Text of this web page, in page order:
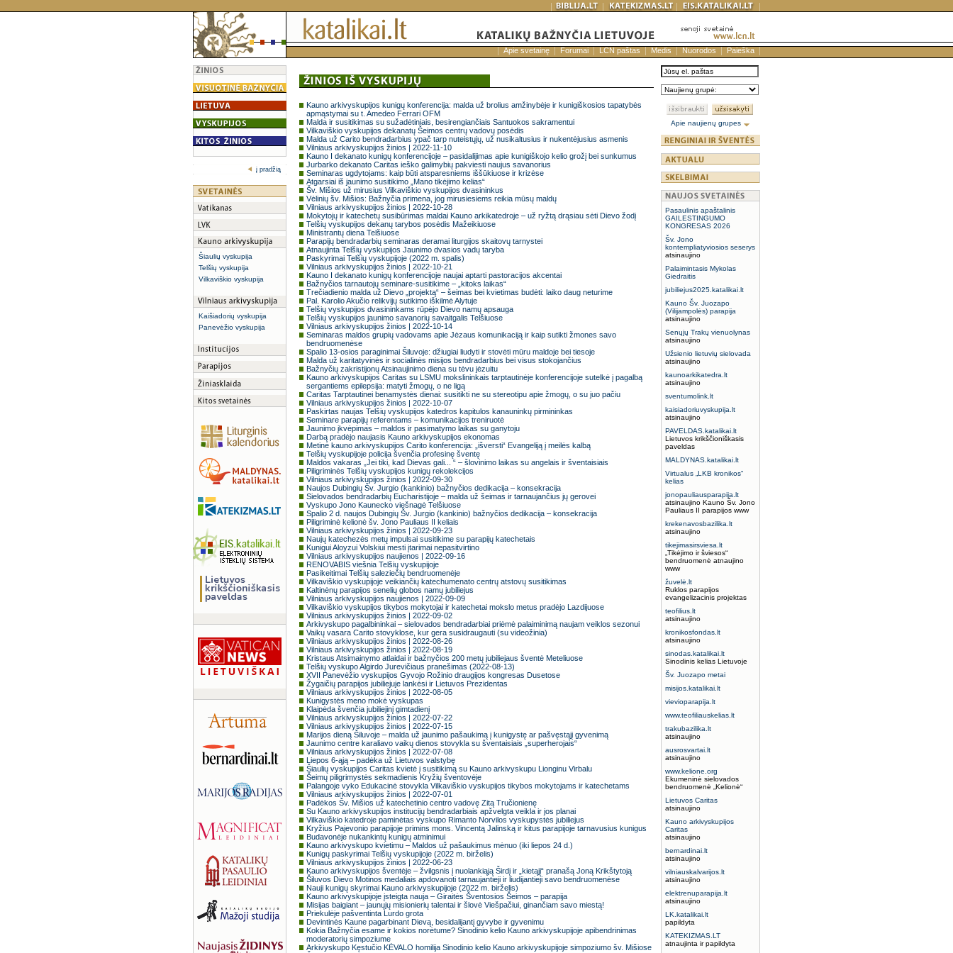
Apie svetainę Forumai LCN paštas Medis Nuorodos Paieška
į pradžią
Šiaulių vyskupija
Telšių vyskupija
Vilkaviškio vyskupija
Kaišiadorių vyskupija
Panevėžio vyskupija
Kauno arkivyskupijos kunigų konferencija: malda už brolius amžinybėje ir kunigiškosios tapatybės
apmąstymai su t. Amedeo Ferrari OFM
Malda ir susitikimas su sužadėtiniais, besirengiančiais Santuokos sakramentui
Vilkaviškio vyskupijos dekanatų Šeimos centrų vadovų posėdis
Malda už Carito bendradarbius ypač tarp nuteistųjų, už nusikaltusius ir nukentėjusius asmenis
Vilniaus arkivyskupijos žinios | 2022-11-10
Kauno I dekanato kunigų konferencijoje – pasidalijimas apie kunigiškojo kelio grožį bei sunkumus
Jurbarko dekanato Caritas ieško galimybių pakviesti naujus savanorius
Seminaras ugdytojams: kaip būti atsparesniems iššūkiuose ir krizėse
Atgarsiai iš jaunimo susitikimo „Mano tikėjimo kelias“
Šv. Mišios už mirusius Vilkaviškio vyskupijos dvasininkus
Vėlinių šv. Mišios: Bažnyčia primena, jog mirusiesiems reikia mūsų maldų
Vilniaus arkivyskupijos žinios | 2022-10-28
Mokytojų ir katechetų susibūrimas maldai Kauno arkikatedroje – už ryžtą drąsiau sėti Dievo žodį
Telšių vyskupijos dekanų tarybos posėdis Mažeikiuose
Ministrantų diena Telšiuose
Parapijų bendradarbių seminaras deramai liturgijos skaitovų tarnystei
Atnaujinta Telšių vyskupijos Jaunimo dvasios vadų taryba
Paskyrimai Telšių vyskupijoje (2022 m. spalis)
Vilniaus arkivyskupijos žinios | 2022-10-21
Kauno I dekanato kunigų konferencijoje naujai aptarti pastoracijos akcentai
Bažnyčios tarnautojų seminare-susitikime – „kitoks laikas“
Trečiadienio malda už Dievo „projektą“ – šeimas bei kvietimas budėti: laiko daug neturime
Pal. Karolio Akučio relikvijų sutikimo iškilmė Alytuje
Telšių vyskupijos dvasininkams rūpėjo Dievo namų apsauga
Telšių vyskupijos jaunimo savanorių savaitgalis Telšiuose
Vilniaus arkivyskupijos žinios | 2022-10-14
Seminaras maldos grupių vadovams apie Jėzaus komunikaciją ir kaip sutikti žmones savo
bendruomenėse
Spalio 13-osios paraginimai Šiluvoje: džiugiai liudyti ir stovėti mūru maldoje bei tiesoje
Malda už karitatyvinės ir socialinės misijos bendradarbius bei visus stokojančius
Bažnyčių zakristijonų Atsinaujinimo diena su tėvu jėzuitu
Kauno arkivyskupijos Caritas su LSMU mokslininkais tarptautinėje konferencijoje sutelkė į pagalbą
sergantiems epilepsija: matyti žmogų, o ne ligą
Caritas Tarptautinei benamystės dienai: susitikti ne su stereotipu apie žmogų, o su juo pačiu
Vilniaus arkivyskupijos žinios | 2022-10-07
Paskirtas naujas Telšių vyskupijos katedros kapitulos kanauninkų pirmininkas
Seminare parapijų referentams – komunikacijos treniruotė
Jaunimo įkvėpimas – maldos ir pasimatymo laikas su ganytoju
Darbą pradėjo naujasis Kauno arkivyskupijos ekonomas
Metinė kauno arkivyskupijos Carito konferencija: „išversti“ Evangeliją į meilės kalbą
Telšių vyskupijoje policija švenčia profesinę šventę
Maldos vakaras „Jei tiki, kad Dievas gali... “ – šlovinimo laikas su angelais ir šventaisiais
Piligriminės Telšių vyskupijos kunigų rekolekcijos
Vilniaus arkivyskupijos žinios | 2022-09-30
Naujos Dubingių Šv. Jurgio (kankinio) bažnyčios dedikacija – konsekracija
Sielovados bendradarbių Eucharistijoje – malda už šeimas ir tarnaujančius jų gerovei
Vyskupo Jono Kaunecko viešnagė Telšiuose
Spalio 2 d. naujos Dubingių Šv. Jurgio (kankinio) bažnyčios dedikacija – konsekracija
Piligriminė kelionė šv. Jono Pauliaus II keliais
Vilniaus arkivyskupijos žinios | 2022-09-23
Naujų katechezės metų impulsai susitikime su parapijų katechetais
Kunigui Aloyzui Volskiui mesti įtarimai nepasitvirtino
Vilniaus arkivyskupijos naujienos | 2022-09-16
RENOVABIS viešnia Telšių vyskupijoje
Pasikeitimai Telšių saleziečių bendruomenėje
Vilkaviškio vyskupijoje veikiančių katechumenato centrų atstovų susitikimas
Kaltinėnų parapijos senelių globos namų jubiliejus
Vilniaus arkivyskupijos naujienos | 2022-09-09
Vilkaviškio vyskupijos tikybos mokytojai ir katechetai mokslo metus pradėjo Lazdijuose
Vilniaus arkivyskupijos žinios | 2022-09-02
Arkivyskupo pagalbininkai – sielovados bendradarbiai priėmė palaiminimą naujam veiklos sezonui
Vaikų vasara Carito stovyklose, kur gera susidraugauti (su videožinia)
Vilniaus arkivyskupijos žinios | 2022-08-26
Vilniaus arkivyskupijos žinios | 2022-08-19
Kristaus Atsimainymo atlaidai ir bažnyčios 200 metų jubiliejaus šventė Meteliuose
Telšių vyskupo Algirdo Jurevičiaus pranešimas (2022-08-13)
XVII Panevėžio vyskupijos Gyvojo Rožinio draugijos kongresas Dusetose
Žygaičių parapijos jubiliejuje lankėsi ir Lietuvos Prezidentas
Vilniaus arkivyskupijos žinios | 2022-08-05
Kunigystės meno mokė vyskupas
Klaipėda švenčia jubiliejinį gimtadienį
Vilniaus arkivyskupijos žinios | 2022-07-22
Vilniaus arkivyskupijos žinios | 2022-07-15
Marijos dieną Šiluvoje – malda už jaunimo pašaukimą į kunigystę ar pašvęstąjį gyvenimą
Jaunimo centre karaliavo vaikų dienos stovykla su šventaisiais „superherojais“
Vilniaus arkivyskupijos žinios | 2022-07-08
Liepos 6-ąją – padėka už Lietuvos valstybę
Šiaulių vyskupijos Caritas kvietė į susitikimą su Kauno arkivyskupu Lionginu Virbalu
Šeimų piligrimystės sekmadienis Kryžių šventovėje
Palangoje vyko Edukacinė stovykla Vilkaviškio vyskupijos tikybos mokytojams ir katechetams
Vilniaus arkivyskupijos žinios | 2022-07-01
Padėkos Šv. Mišios už katechetinio centro vadovę Zitą Tručionienę
Su Kauno arkivyskupijos institucijų bendradarbiais apžvelgta veikla ir jos planai
Vilkaviškio katedroje paminėtas vyskupo Rimanto Norvilos vyskupystės jubiliejus
Kryžius Pajevonio parapijoje primins mons. Vincentą Jalinską ir kitus parapijoje tarnavusius kunigus
Budavonėje nukankintų kunigų atminimui
Kauno arkivyskupo kvietimu – Maldos už pašaukimus mėnuo (iki liepos 24 d.)
Kunigų paskyrimai Telšių vyskupijoje (2022 m. birželis)
Vilniaus arkivyskupijos žinios | 2022-06-23
Kauno arkivyskupijos šventėje – žvilgsnis į nuolankiąją Širdį ir „kietąjį“ pranašą Joną Krikštytoją
Šiluvos Dievo Motinos medaliais apdovanoti tarnaujantieji ir liudijantieji savo bendruomenėse
Nauji kunigų skyrimai Kauno arkivyskupijoje (2022 m. birželis)
Kauno arkivyskupijoje įsteigta nauja – Giraitės Šventosios Šeimos – parapija
Misijas baigiant – jaunųjų misionierių talentai ir šlovė Viešpačiui, ginančiam savo miestą!
Priekulėje pašventinta Lurdo grota
Devintinės Kaune pagarbinant Dievą, besidalijantį gyvybe ir gyvenimu
Kokia Bažnyčia esame ir kokios norėtume? Sinodinio kelio Kauno arkivyskupijoje apibendrinimas
moderatorių simpoziume
Arkivyskupo Kęstučio KĖVALO homilija Sinodinio kelio Kauno arkivyskupijoje simpoziumo šv. Mišiose
Apie naujienų grupes
Pasaulinis apaštalinis
GAILESTINGUMO
KONGRESAS 2026
Šv. Jono
kontempliatyviosios seserys
atsinaujino
Palaimintasis Mykolas
Giedraitis
jubiliejus2025.katalikai.lt
Kauno Šv. Juozapo
(Vilijampolės) parapija
atsinaujino
Senųjų Trakų vienuolynas
atsinaujino
Užsienio lietuvių sielovada
atsinaujino
kaunoarkikatedra.lt
atsinaujino
sventumolink.lt
kaisiadoriuvyskupija.lt
atsinaujino
PAVELDAS.katalikai.lt
Lietuvos krikščioniškasis
paveldas
MALDYNAS.katalikai.lt
Virtualus „LKB kronikos“
kelias
jonopauliausparapija.lt
atsinaujino Kauno Šv. Jono
Pauliaus II parapijos www
krekenavosbazilika.lt
atsinaujino
tikejimasirsviesa.lt
„Tikėjimo ir šviesos“
bendruomenė atnaujino
www
žuvelė.lt
Ruklos parapijos
evangelizacinis projektas
teofilius.lt
atsinaujino
kronikosfondas.lt
atsinaujino
sinodas.katalikai.lt
Sinodinis kelias Lietuvoje
Šv. Juozapo metai
misijos.katalikai.lt
vievioparapija.lt
www.teofiliauskelias.lt
trakubazilika.lt
atsinaujino
ausrosvartai.lt
atsinaujino
www.kelione.org
Ekumeninė sielovados
bendruomenė „Kelionė“
Lietuvos Caritas
atsinaujino
Kauno arkivyskupijos
Caritas
atsinaujino
bernardinai.lt
atsinaujino
vilniauskalvarijos.lt
atsinaujino
elektrenuparapija.lt
atsinaujino
LK.katalikai.lt
papildyta
KATEKIZMAS.LT
atnaujinta ir papildyta